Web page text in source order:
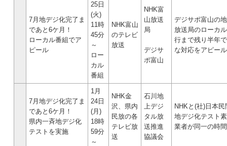
7月地デジ化完了ま
であと6ケ月！
ローカル番組でア
ピール
25日
(火)
11時
45分
～
ロー
カル
番組
NHK富山
のテレビ
放送
NHK富
山放送
局
デジサ
ポ富山
デジサポ富山の
放送局のローカ
行まで残り半年
な対応をアピール
7月地デジ化完了ま
であと6ケ月！
県内一斉地デジ化
テストを実施
1月
24日
(月)
18時
59分
～
NHK金
沢、県内
民放の各
テレビ放
送
石川地
上デジ
タル放
送推進
協議会
NHKと(社)日本
地デジ化テスト
業者が同一の時